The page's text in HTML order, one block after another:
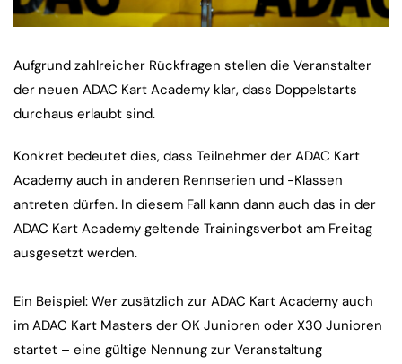
Aufgrund zahlreicher Rückfragen stellen die Veranstalter
der neuen ADAC Kart Academy klar, dass Doppelstarts
durchaus erlaubt sind.
Konkret bedeutet dies, dass Teilnehmer der ADAC Kart
Academy auch in anderen Rennserien und -Klassen
antreten dürfen. In diesem Fall kann dann auch das in der
ADAC Kart Academy geltende Trainingsverbot am Freitag
ausgesetzt werden.
Ein Beispiel: Wer zusätzlich zur ADAC Kart Academy auch
im ADAC Kart Masters der OK Junioren oder X30 Junioren
startet – eine gültige Nennung zur Veranstaltung